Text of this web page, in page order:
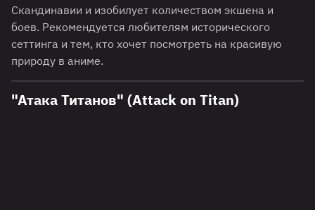
Скандинавии и изобилует количеством экшена и
боев. Рекомендуется любителям исторического
сеттинга и тем, кто хочет посмотреть на красивую
природу в аниме.
"Атака Титанов" (Attack on Titan)